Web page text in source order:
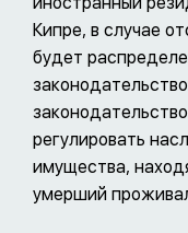
Кипре, в случае
будет
регулировать
имущества,
умерший